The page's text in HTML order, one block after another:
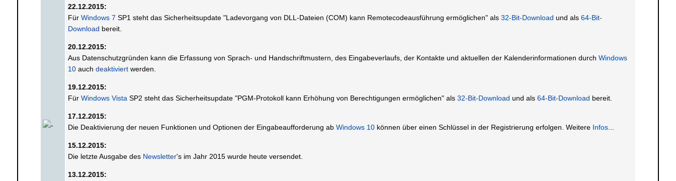
22.12.2015:
Für Windows 7 SP1 steht das Sicherheitsupdate "Ladevorgang von DLL-Dateien (COM) kann Remotecodeausführung ermöglichen" als 32-Bit-Download und als 64-Bit-
Download bereit.
20.12.2015:
Aus Datenschutzgründen kann die Erfassung von Sprach- und Handschriftmustern, des Eingabeverlaufs, der Kontakte und aktuellen der Kalenderinformationen durch Windows
10auch deaktiviertwerden.
19.12.2015:
Für Windows Vista SP2 steht das Sicherheitsupdate "PGM-Protokoll kann Erhöhung von Berechtigungen ermöglichen" als 32-Bit-Download und als 64-Bit-Download bereit.
17.12.2015:
Die Deaktivierung der neuen Funktionen und Optionen der Eingabeaufforderung ab Windows 10können über einen Schlüssel in der Registrierung erfolgen. Weitere Infos...
15.12.2015:
Die letzte Ausgabe des Newsletter's im Jahr 2015 wurde heute versendet.
13.12.2015: